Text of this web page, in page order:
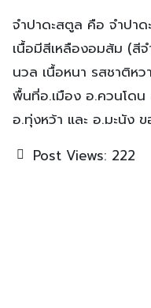
จำปาดะสตูล คือ จำปา
เนื้อมีสีเหลืองอมส้ม (สี
นวล เนื้อหนา รสชาติห
พื้นที่อ.เมือง อ.ควนโด
อ.ทุ่งหว้า และ อ.มะนัง
Post Views: 222